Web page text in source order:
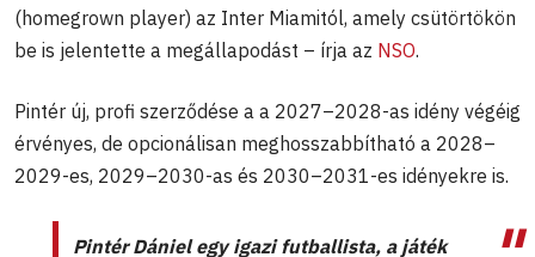
(homegrown player) az Inter Miamitól, amely csütörtökön
be is jelentette a megállapodást – írja az NSO.
Pintér új, profi szerződése a a 2027–2028-as idény végéig
érvényes, de opcionálisan meghosszabbítható a 2028–
2029-es, 2029–2030-as és 2030–2031-es idényekre is.
Pintér Dániel egy igazi futballista, a játék